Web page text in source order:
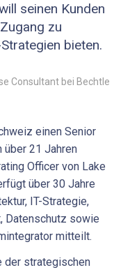
seinen Kunden
zu
bieten.
Consultant bei Bechtle
einen Senior
über 21 Jahren
Officer von Lake
über 30 Jahre
IT-Strategie,
Datenschutz sowie
mitteilt.
der strategischen